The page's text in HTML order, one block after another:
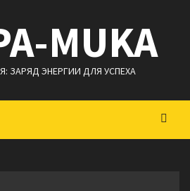
MUKA
ЗАРЯД ЭНЕРГИИ ДЛЯ УСПЕХА